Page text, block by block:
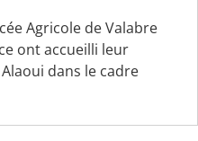
Agricole de Valabre
ont accueilli leur
dans le cadre